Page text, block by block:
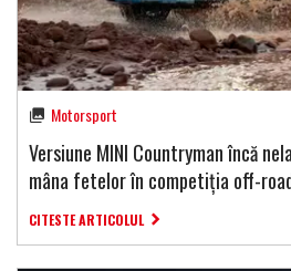
Motorsport
Versiune MINI Countryman încă
mâna fetelor în competiția off-
CITESTE ARTICOLUL